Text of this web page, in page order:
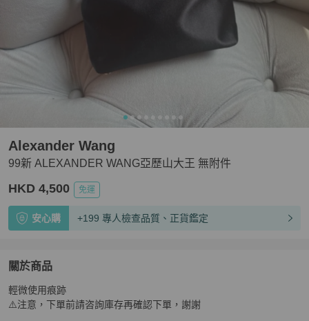
99新 ALEXANDER WANG亞歷山大王 無附件
Alexander Wang
HKD 4,500 免運
安心購 +199 專人檢查品質、正貨鑑定
關於商品
關於99新 ALEXANDER WANG亞歷山大王 無附件
輕微使用痕跡
⚠️注意，下單前請咨詢庫存再確認下單，謝謝